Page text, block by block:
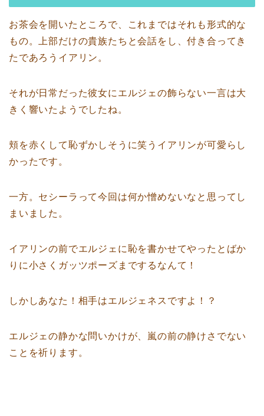
お茶会を開いたところで、これまではそれも形式的な
もの。上部だけの貴族たちと会話をし、付き合ってき
たであろうイアリン。
それが日常だった彼女にエルジェの飾らない一言は大
きく響いたようでしたね。
頬を赤くして恥ずかしそうに笑うイアリンが可愛らし
かったです。
一方。セシーラって今回は何か憎めないなと思ってし
まいました。
イアリンの前でエルジェに恥を書かせてやったとばか
りに小さくガッツポーズまでするなんて！
しかしあなた！相手はエルジェネスですよ！？
エルジェの静かな問いかけが、嵐の前の静けさでない
ことを祈ります。